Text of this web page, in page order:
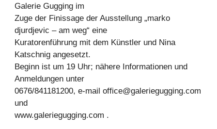
Galerie Gugging im
Zuge der Finissage der Ausstellung „marko
djurdjevic – am weg“ eine
Kuratorenführung mit dem Künstler und Nina
Katschnig angesetzt.
Beginn ist um 19 Uhr; nähere Informationen und
Anmeldungen unter
0676/841181200, e-mail office@galeriegugging.com
und
www.galeriegugging.com .